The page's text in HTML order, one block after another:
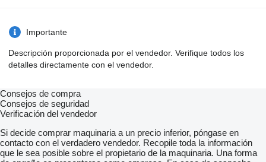
Importante
Descripción proporcionada por el vendedor. Verifique todos los
detalles directamente con el vendedor.
Consejos de compra
Consejos de seguridad
Verificación del vendedor
Si decide comprar maquinaria a un precio inferior, póngase en
contacto con el verdadero vendedor. Recopile toda la información
que le sea posible sobre el propietario de la maquinaria. Una forma